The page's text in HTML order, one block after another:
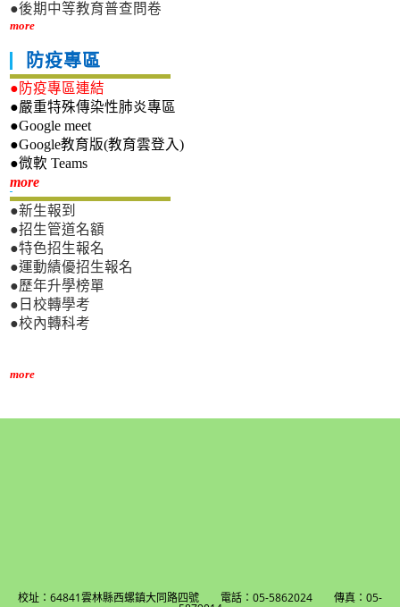
●後期中等教育普查問卷
more
防疫專區
●防疫專區連結
●嚴重特殊傳染性肺炎專區
●Google meet
●Google教育版(教育雲登入)
●微軟 Teams
more新生專區
●新生報到
●招生管道名額
●特色招生報名
●運動績優招生報名
●歷年升學榜單
●日校轉學考
●校內轉科考
more
校址：64841雲林縣西螺鎮大同路四號 電話：05-5862024 傳真：05-